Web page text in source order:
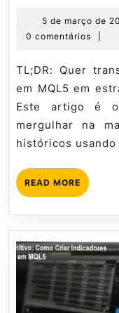
5 de março de
0 comentários
TL;DR: Quer transformar dados brutos de velas
em MQL5 em
Este artigo é
mergulhar na
históricos usando
READ MORE READ
MORE